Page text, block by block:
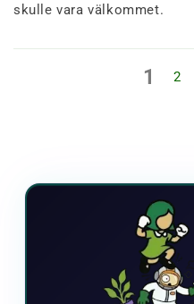
skulle vara välkommet.
1 2